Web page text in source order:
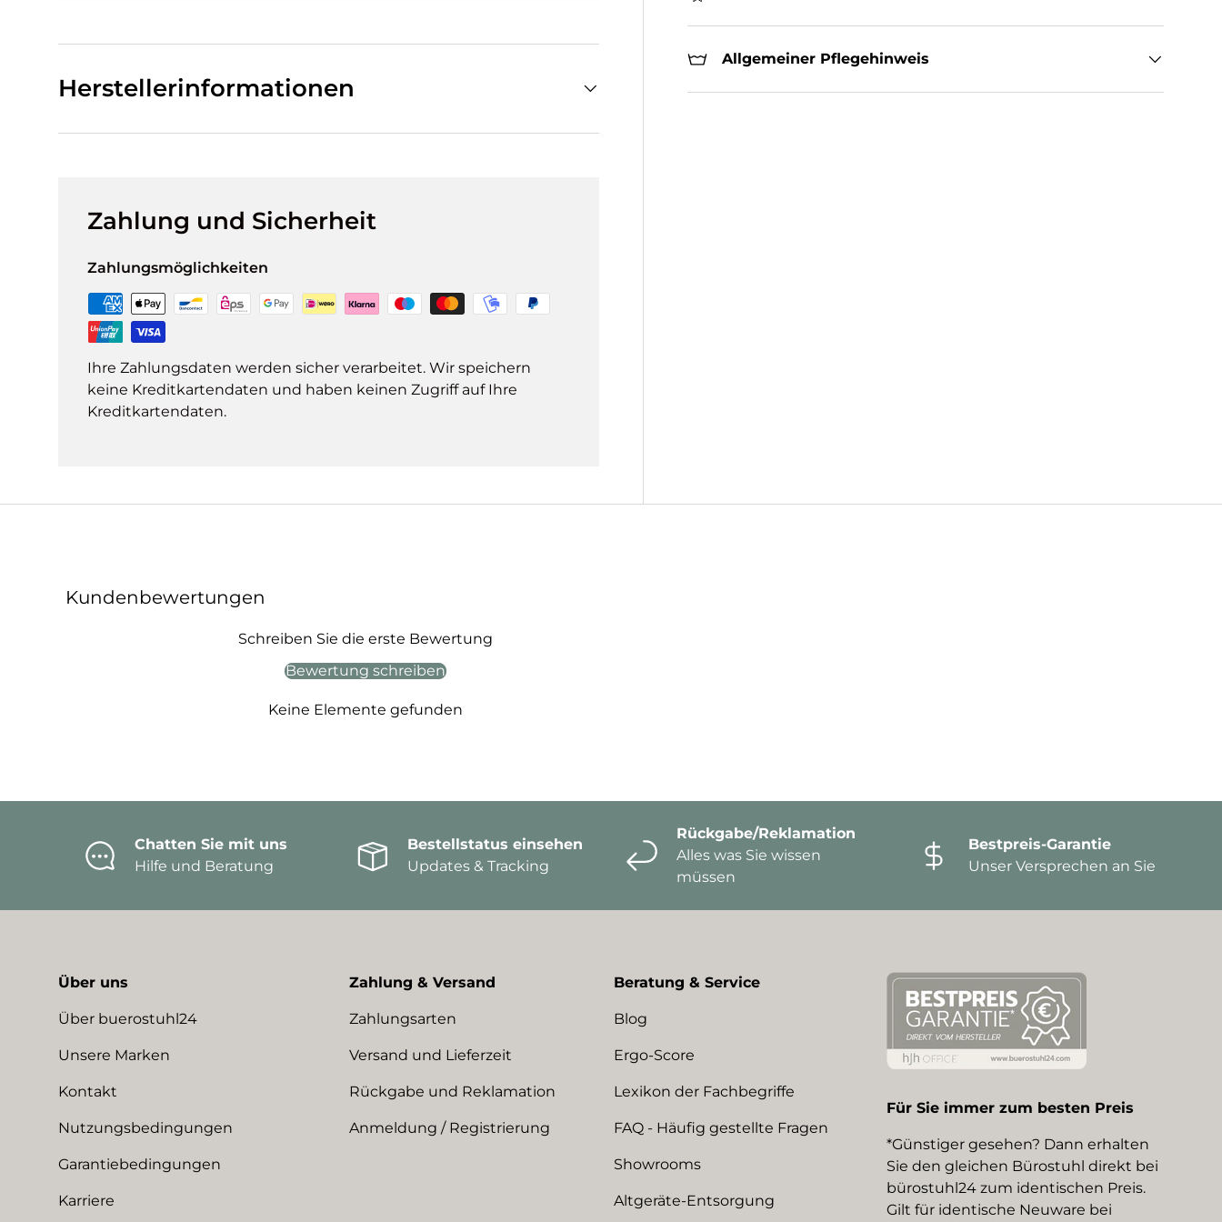
Allgemeiner Pflegehinweis
Herstellerinformationen
Zahlung und Sicherheit
Zahlungsmöglichkeiten
Ihre Zahlungsdaten werden sicher verarbeitet. Wir speichern
keine Kreditkartendaten und haben keinen Zugriff auf Ihre
Kreditkartendaten.
Kundenbewertungen
Schreiben Sie die erste Bewertung
Bewertung schreiben
Keine Elemente gefunden
Chatten Sie mit uns
Hilfe und Beratung
Bestellstatus einsehen
Updates & Tracking
Rückgabe/Reklamation
Alles was Sie wissen
müssen
Bestpreis-Garantie
Unser Versprechen an Sie
Über uns
Über buerostuhl24
Unsere Marken
Kontakt
Nutzungsbedingungen
Garantiebedingungen
Karriere
Zahlung & Versand
Zahlungsarten
Versand und Lieferzeit
Rückgabe und Reklamation
Anmeldung / Registrierung
Beratung & Service
Blog
Ergo-Score
Lexikon der Fachbegriffe
FAQ - Häufig gestellte Fragen
Showrooms
Altgeräte-Entsorgung
Für Sie immer zum besten Preis
*Günstiger gesehen? Dann erhalten
Sie den gleichen Bürostuhl direkt bei
bürostuhl24 zum identischen Preis.
Gilt für identische Neuware bei